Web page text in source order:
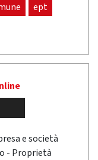
ept
e società
- Proprietà